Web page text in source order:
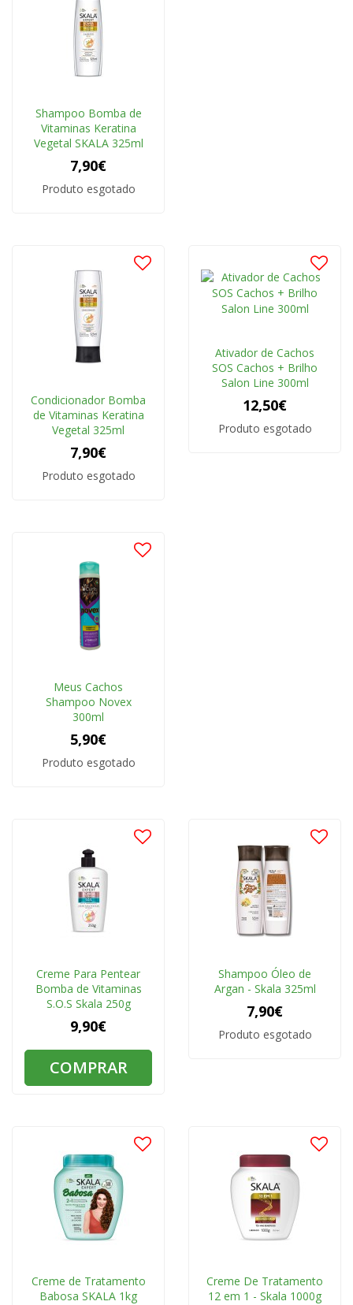
Shampoo Bomba de
Vitaminas Keratina
Vegetal SKALA 325ml
7,90€
Produto esgotado
Condicionador Bomba
de Vitaminas Keratina
Vegetal 325ml
7,90€
Produto esgotado
Ativador de Cachos
SOS Cachos + Brilho
Salon Line 300ml
12,50€
Produto esgotado
Meus Cachos
Shampoo Novex
300ml
5,90€
Produto esgotado
Creme Para Pentear
Bomba de Vitaminas
S.O.S Skala 250g
9,90€
COMPRAR
Shampoo Óleo de
Argan - Skala 325ml
7,90€
Produto esgotado
Creme de Tratamento
Babosa SKALA 1kg
Creme De Tratamento
12 em 1 - Skala 1000g